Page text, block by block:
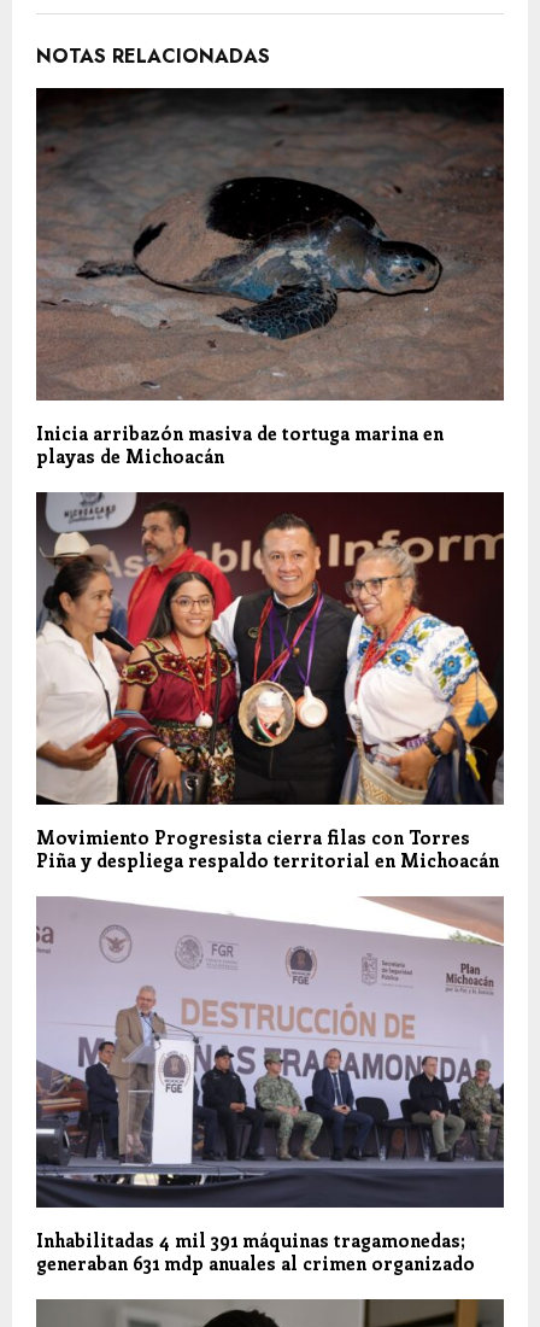
NOTAS RELACIONADAS
Inicia arribazón masiva de tortuga marina en
playas de Michoacán
Movimiento Progresista cierra filas con Torres
Piña y despliega respaldo territorial en Michoacán
Inhabilitadas 4 mil 391 máquinas tragamonedas;
generaban 631 mdp anuales al crimen organizado